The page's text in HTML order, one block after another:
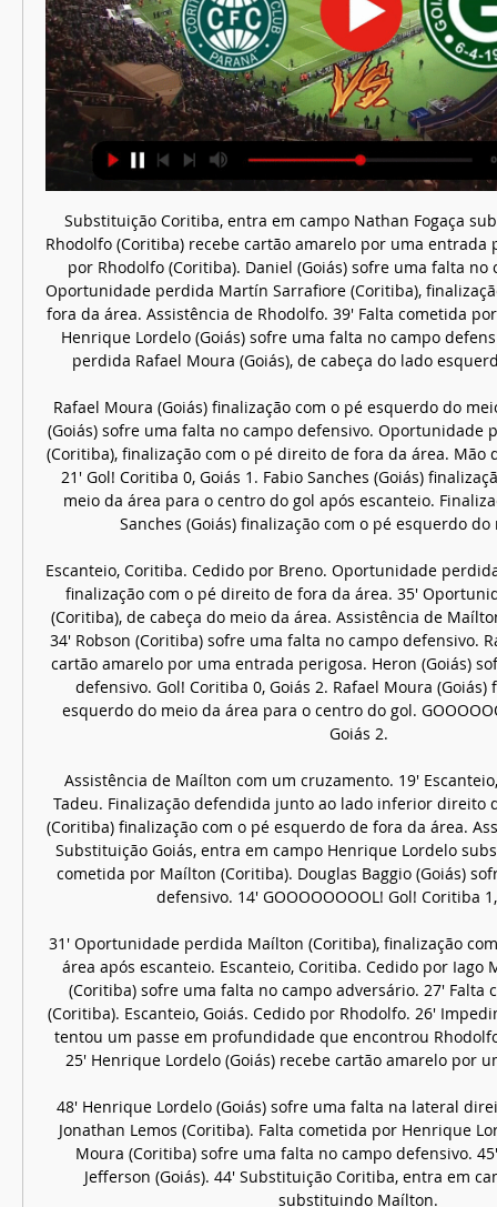
Substituição Coritiba, entra em campo Nathan Fogaça
Rhodolfo (Coritiba) recebe cartão amarelo por uma entrada
por Rhodolfo (Coritiba). Daniel (Goiás) sofre uma falta no
Oportunidade perdida Martín Sarrafiore (Coritiba),
fora da área. Assistência de Rhodolfo. 39' Falta cometida
Henrique Lordelo (Goiás) sofre uma falta no campo
perdida Rafael Moura (Goiás), de cabeça do lado
Rafael Moura (Goiás) finalização com o pé esquerdo do
(Goiás) sofre uma falta no campo defensivo. Oportunidade
(Coritiba), finalização com o pé direito de fora da área. Mão
21' Gol! Coritiba 0, Goiás 1. Fabio Sanches (Goiás)
meio da área para o centro do gol após escanteio.
Sanches (Goiás) finalização com o pé esquerdo
Escanteio, Coritiba. Cedido por Breno. Oportunidade
finalização com o pé direito de fora da área. 35'
(Coritiba), de cabeça do meio da área. Assistência de
34' Robson (Coritiba) sofre uma falta no campo defensivo.
cartão amarelo por uma entrada perigosa. Heron (Goiás)
defensivo. Gol! Coritiba 0, Goiás 2. Rafael Moura (Goiás)
esquerdo do meio da área para o centro do gol.
Goiás 2.
Assistência de Maílton com um cruzamento. 19'
Tadeu. Finalização defendida junto ao lado inferior direito
(Coritiba) finalização com o pé esquerdo de fora da área.
Substituição Goiás, entra em campo Henrique Lordelo
cometida por Maílton (Coritiba). Douglas Baggio (Goiás)
defensivo. 14' GOOOOOOOOL! Gol! Coritiba
31' Oportunidade perdida Maílton (Coritiba), finalização
área após escanteio. Escanteio, Coritiba. Cedido por Iago
(Coritiba) sofre uma falta no campo adversário. 27' Falta
(Coritiba). Escanteio, Goiás. Cedido por Rhodolfo. 26'
tentou um passe em profundidade que encontrou
25' Henrique Lordelo (Goiás) recebe cartão amarelo por
48' Henrique Lordelo (Goiás) sofre uma falta na lateral
Jonathan Lemos (Coritiba). Falta cometida por Henrique
Moura (Coritiba) sofre uma falta no campo defensivo.
Jefferson (Goiás). 44' Substituição Coritiba, entra em
substituindo Maílton.